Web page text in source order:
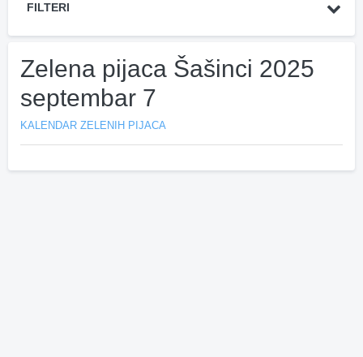
FILTERI
Zelena pijaca Šašinci 2025
septembar 7
KALENDAR ZELENIH PIJACA